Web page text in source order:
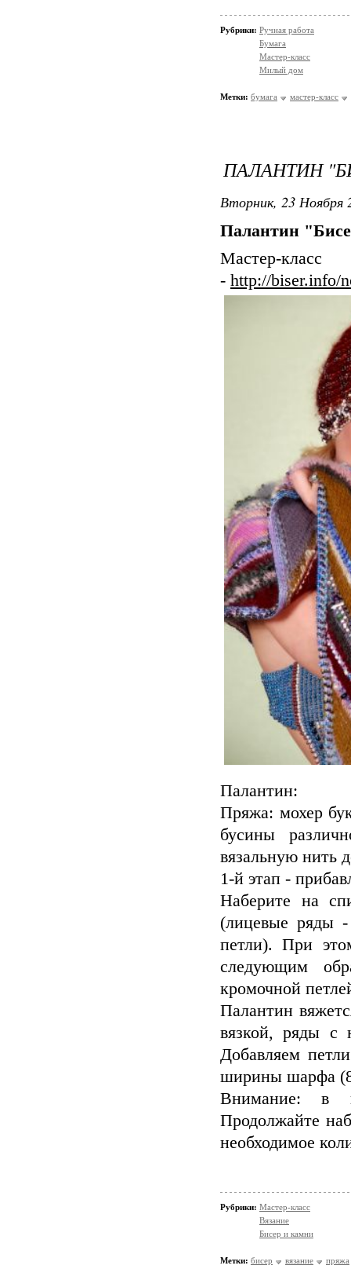
Рубрики: Ручная работа
Бумага
Мастер-класс
Милый дом
Метки: бумага мастер-класс
ПАЛАНТИН
Вторник, 23 Ноября
Палантин
Мастер-
- http://biser.info/
Палантин:
Пряжа: мохер
бусины
вязальную нить
1-й этап -
Наберите на
(лицевые ряды
петли). При
следующим
кромочной
Палантин
вязкой, ряды с
Добавляем
ширины шарфа
Внимание: в
Продолжайте
необходимое
Рубрики: Мастер-класс
Вязание
Бисер и камни
Метки: бисер вязание пряжа